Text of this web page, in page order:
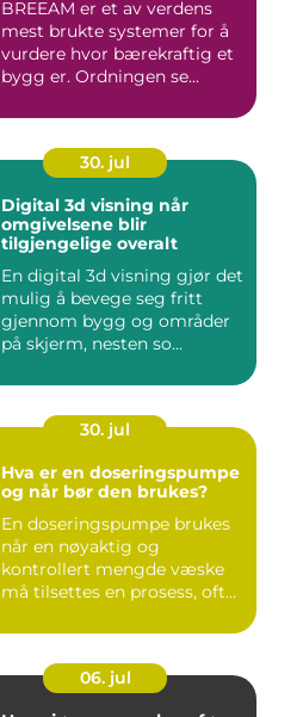
BREEAM er et av verdens
mest brukte systemer for å
vurdere hvor bærekraftig et
bygg er. Ordningen se...
30. jul
Digital 3d visning når
omgivelsene blir
tilgjengelige overalt
En digital 3d visning gjør det
mulig å bevege seg fritt
gjennom bygg og områder
på skjerm, nesten so...
30. jul
Hva er en doseringspumpe
og når bør den brukes?
En doseringspumpe brukes
når en nøyaktig og
kontrollert mengde væske
må tilsettes en prosess, ofte
06. jul